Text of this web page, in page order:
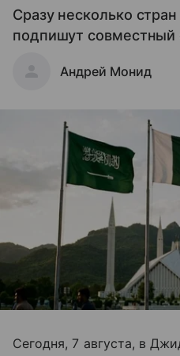
Сразу несколько
подпишут совместный
Андрей Монид
Сегодня, 7 августа, в